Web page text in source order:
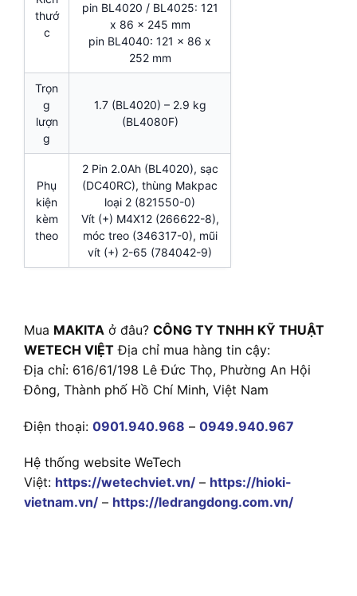
thướ
c
pin BL4020 / BL4025: 121
x 86 x 245 mm
pin BL4040: 121 x 86 x
252 mm
Trọn
g
lượn
g
1.7 (BL4020) – 2.9 kg
(BL4080F)
Phụ
kiện
kèm
theo
2 Pin 2.0Ah (BL4020), sạc
(DC40RC), thùng Makpac
loại 2 (821550-0)
Vít (+) M4X12 (266622-8),
móc treo (346317-0), mũi
vít (+) 2-65 (784042-9)
Mua MAKITA ở đâu? CÔNG TY TNHH KỸ THUẬT
WETECH VIỆT Địa chỉ mua hàng tin cậy:
Địa chỉ: 616/61/198 Lê Đức Thọ, Phường An Hội
Đông, Thành phố Hồ Chí Minh, Việt Nam
Điện thoại: 0901.940.968 – 0949.940.967
Hệ thống website WeTech
Việt: https://wetechviet.vn/ – https://hioki-
vietnam.vn/ – https://ledrangdong.com.vn/